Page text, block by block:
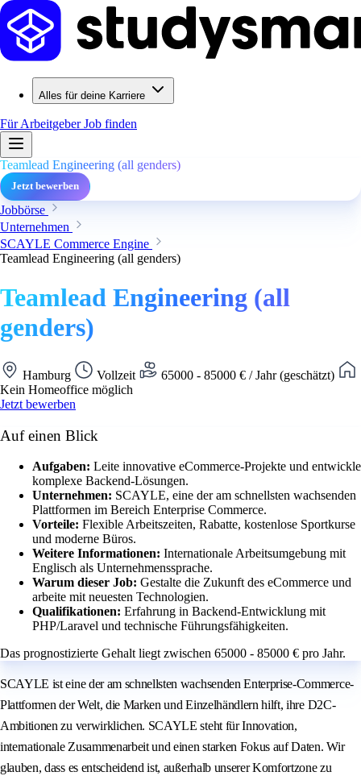
Alles für deine Karriere
Für ArbeitgeberJob finden
Teamlead Engineering (all genders)
Jetzt bewerben
Jobbörse
Unternehmen
SCAYLE Commerce Engine
Teamlead Engineering (all genders)
Teamlead Engineering (all
genders)
Hamburg Vollzeit
65000 - 85000 € / Jahr (geschätzt)
Kein Homeoffice möglich
Jetzt bewerben
Auf einen Blick
Aufgaben: Leite innovative eCommerce-Projekte und entwickle
komplexe Backend-Lösungen.
Unternehmen: SCAYLE, eine der am schnellsten wachsenden
Plattformen im Bereich Enterprise Commerce.
Vorteile: Flexible Arbeitszeiten, Rabatte, kostenlose Sportkurse
und moderne Büros.
Weitere Informationen: Internationale Arbeitsumgebung mit
Englisch als Unternehmenssprache.
Warum dieser Job: Gestalte die Zukunft des eCommerce und
arbeite mit neuesten Technologien.
Qualifikationen: Erfahrung in Backend-Entwicklung mit
PHP/Laravel und technische Führungsfähigkeiten.
Das prognostizierte Gehalt liegt zwischen 65000 - 85000 € pro Jahr.
SCAYLE ist eine der am schnellsten wachsenden Enterprise-Commerce-
Plattformen der Welt, die Marken und Einzelhändlern hilft, ihre D2C-
Ambitionen zu verwirklichen. SCAYLE steht für Innovation,
internationale Zusammenarbeit und einen starken Fokus auf Daten. Wir
glauben, dass es entscheidend ist, außerhalb unserer Komfortzone zu